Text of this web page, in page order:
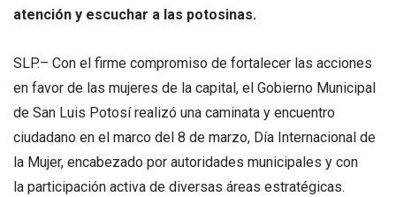
atención y escuchar a las potosinas.
SLP.– Con el firme compromiso de fortalecer las acciones
en favor de las mujeres de la capital, el Gobierno Municipal
de San Luis Potosí realizó una caminata y encuentro
ciudadano en el marco del 8 de marzo, Día Internacional de
la Mujer, encabezado por autoridades municipales y con
la participación activa de diversas áreas estratégicas.